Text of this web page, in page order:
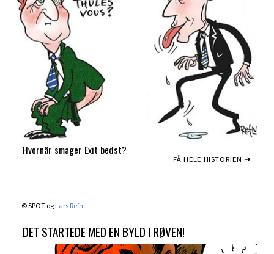
Hvornår smager Exit bedst?
FÅ HELE HISTORIEN ➔
© SPOT og Lars Refn
DET STARTEDE MED EN BYLD I RØVEN!